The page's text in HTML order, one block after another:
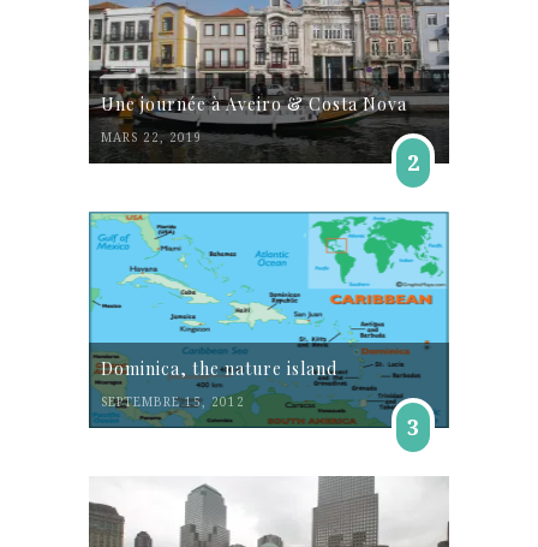
Une journée à Aveiro & Costa Nova
MARS 22, 2019
2
Dominica, the nature island
SEPTEMBRE 15, 2012
3